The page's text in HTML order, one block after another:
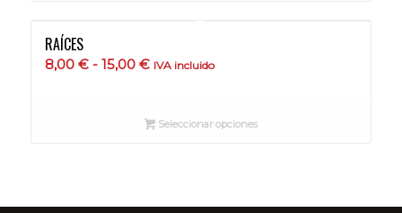
RAÍCES
8,00 € - 15,00 €Rango
desde
IVA incluido
Seleccionar opciones